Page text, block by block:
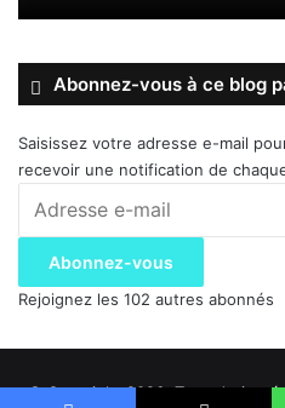
Abonnez-vous à ce blog
Saisissez votre adresse e-mail
recevoir une notification de
Abonnez-vous
Rejoignez les 102 autres abonnés
© Copyright 2026, Tous droits